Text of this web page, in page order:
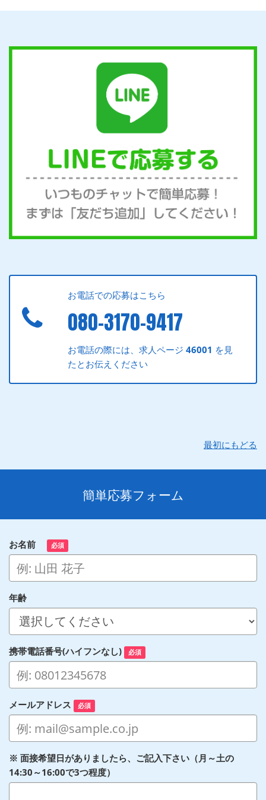
お電話での応募はこちら
080-3170-9417
お電話の際には、求人ページ46001 を見
たとお伝えください
最初にもどる
簡単応募フォーム
お名前 必須
年齢
携帯電話番号(ハイフンなし) 必須
メールアドレス 必須
※ 面接希望日がありましたら、ご記入下さい（月～土の
14:30～16:00で3つ程度）